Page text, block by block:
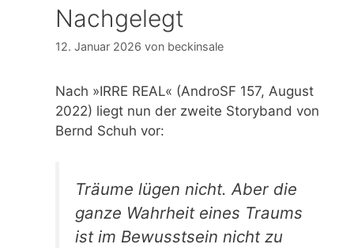
Nachgelegt
12. Januar 2026 von beckinsale
Nach »IRRE REAL« (AndroSF 157, August
2022) liegt nun der zweite Storyband von
Bernd Schuh vor:
Träume lügen nicht. Aber die
ganze Wahrheit eines Traums
ist im Bewusstsein nicht zu